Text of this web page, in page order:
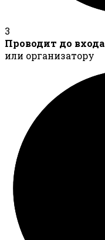
3
Проводит до входа
или организатору